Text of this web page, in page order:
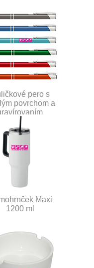
pero s
povrchom a
Maxi
1200 ml